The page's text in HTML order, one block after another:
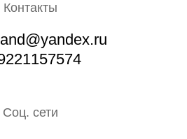
Контакты
Соц. сети